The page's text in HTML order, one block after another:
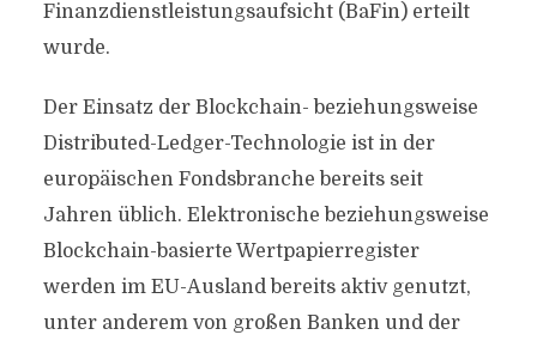
Finanzdienstleistungsaufsicht (BaFin) erteilt
wurde.
Der Einsatz der Blockchain- beziehungsweise
Distributed-Ledger-Technologie ist in der
europäischen Fondsbranche bereits seit
Jahren üblich. Elektronische beziehungsweise
Blockchain-basierte Wertpapierregister
werden im EU-Ausland bereits aktiv genutzt,
unter anderem von großen Banken und der